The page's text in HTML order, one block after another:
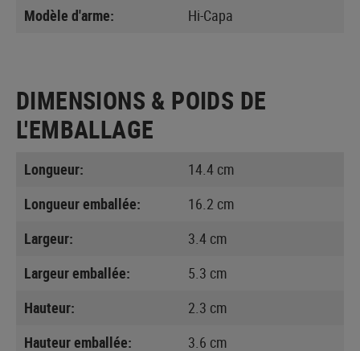
Modèle d'arme:
Hi-Capa
DIMENSIONS & POIDS DE
L'EMBALLAGE
Longueur:
14.4 cm
Longueur emballée:
16.2 cm
Largeur:
3.4 cm
Largeur emballée:
5.3 cm
Hauteur:
2.3 cm
Hauteur emballée:
3.6 cm